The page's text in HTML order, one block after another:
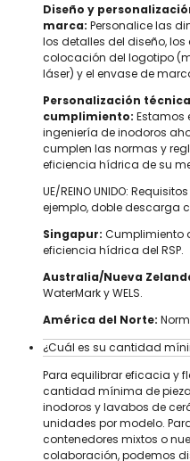
Diseño y
marca: Personalice las
los detalles del diseño,
colocación del logotipo
láser) y el envase de
Personalización
cumplimiento: Estamos
ingeniería de inodoros
cumplen las normas y
eficiencia hídrica de su
UE/REINO UNIDO:
ejemplo, doble descarga
Singapur: Cumplimiento
eficiencia hídrica del RSP.
Australia/Nueva
WaterMark y WELS.
América del Norte:
¿Cuál es su cantidad
Para equilibrar eficacia y
cantidad mínima de
inodoros y lavabos de
unidades por modelo.
contenedores mixtos o
colaboración, podemos